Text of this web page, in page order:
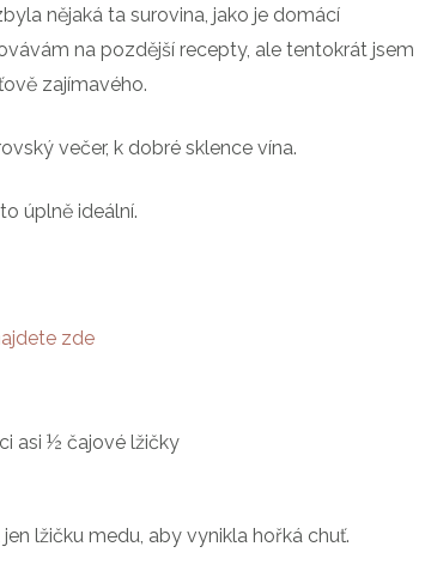
nějaká ta surovina, jako je domácí
na pozdější recepty, ale tentokrát jsem
zajímavého.
večer, k dobré sklence vína.
úplně ideální.
zde
asi ½ čajové lžičky
lžičku medu, aby vynikla hořká chuť.